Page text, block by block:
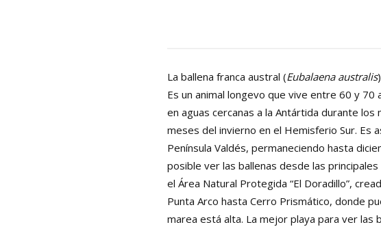
La ballena franca austral (Eubalaena australis
Es un animal longevo que vive entre 60 y 70
en aguas cercanas a la Antártida durante
meses del invierno en el Hemisferio Sur. Es
Península Valdés, permaneciendo hasta
posible ver las ballenas desde las
el Área Natural Protegida “El Doradillo”,
Punta Arco hasta Cerro Prismático, donde
marea está alta. La mejor playa para ver las